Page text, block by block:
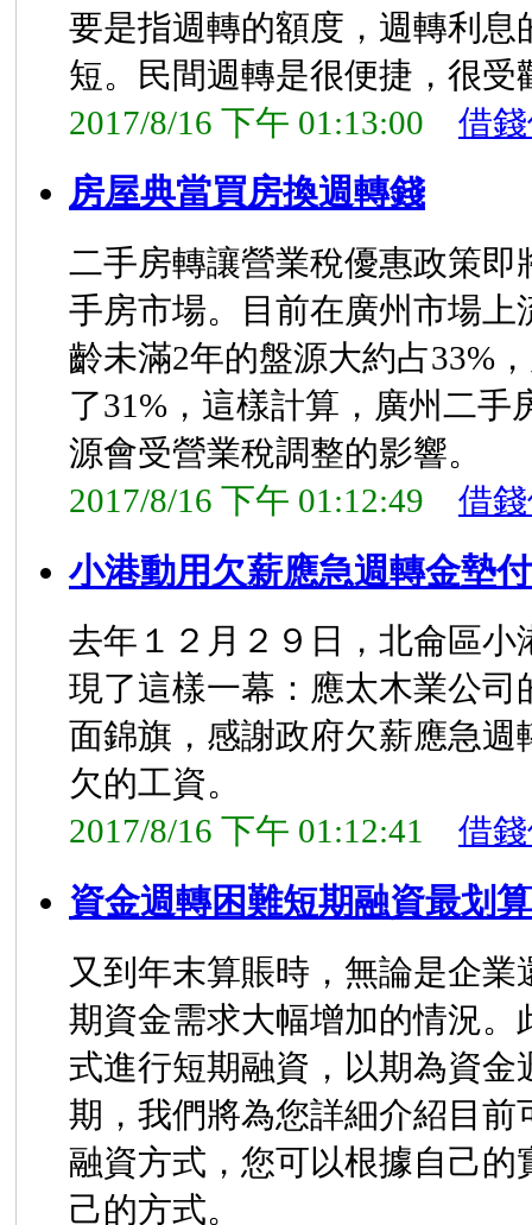
要是指週轉的額度，週轉利息
短。民間週轉是很便捷，很受
2017/8/16 下午 01:13:00
借
房屋典當買房換週轉錢
二手房轉讓營業稅優惠政策即
手房市場。目前在廣州市場上
齡未滿2年的盤源大約占33%
了31%，這樣計算，廣州二手
源會受營業稅調整的影響。
2017/8/16 下午 01:12:49
借
小港動用欠薪應急週轉金墊
去年１２月２９日，北侖區小
現了這樣一幕：應太木業公司
面錦旗，感謝政府欠薪應急
欠的工資。
2017/8/16 下午 01:12:41
借
資金週轉困難短期融資最划算
又到年末算賬時，無論是企
期資金需求大幅增加的情況。
式進行短期融資，以期為資金
期，我們將為您詳細介紹目前
融資方式，您可以根據自己的
己的方式。